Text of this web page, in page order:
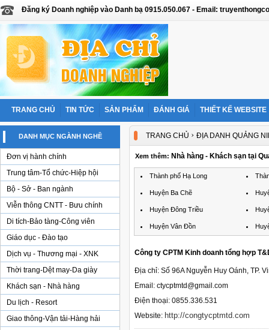
Đăng ký Doanh nghiệp vào Danh bạ 0915.050.067 - Email:
TRANG CHỦ TIN TỨC SẢN PHẨM ĐÁNH GIÁ THIẾT KẾ WEBSITE
DANH MỤC NGÀNH NGHỀ
Đơn vị hành chính
Trung tâm-Tổ chức-Hiệp hội
Bộ - Sở - Ban ngành
Viễn thông CNTT - Bưu chính
Di tích-Bảo tàng-Công viên
Giáo dục - Đào tạo
Dịch vụ - Thương mại - XNK
Thời trang-Dệt may-Da giày
Khách sạn - Nhà hàng
Du lịch - Resort
Giao thông-Vận tải-Hàng hải
TRANG CHỦ › ĐỊA DANH QUẢNG
Xem thêm: Nhà hàng - Khách sạn tại
Thành phố Hạ Long
Huyện Ba Chẽ
Huyện Đông Triều
Huyện Vân Đồn
Công ty CPTM Kinh doanh tổng hợp
Địa chỉ: Số 96A Nguyễn Huy Oánh, TP.
Email: ctycptmtd@gmail.com
Điện thoại: 0855.336.531
Website: http://congtycptmtd.com